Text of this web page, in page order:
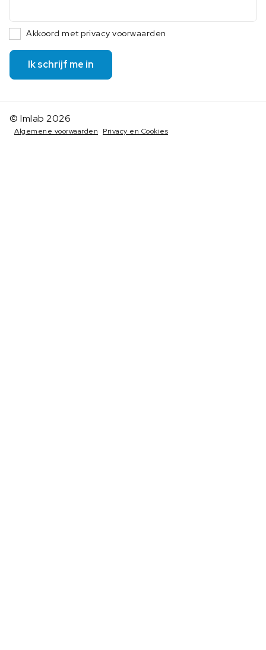
Akkoord met privacy voorwaarden
Ik schrijf me in
© Imlab 2026
Algemene voorwaarden Privacy en Cookies